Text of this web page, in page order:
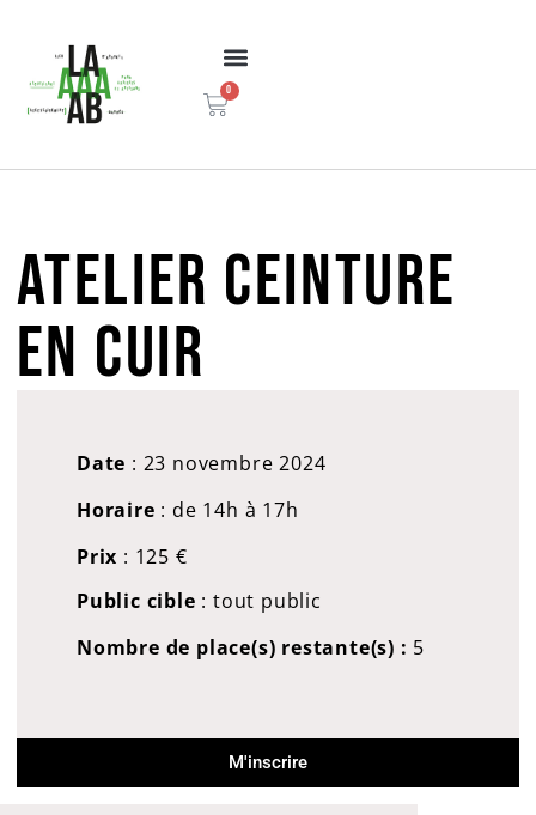
0
ATELIER CEINTURE
EN CUIR
Date : 23 novembre 2024
Horaire : de 14h à 17h
Prix : 125 €
Public cible : tout public
Nombre de place(s) restante(s) : 5
M'inscrire